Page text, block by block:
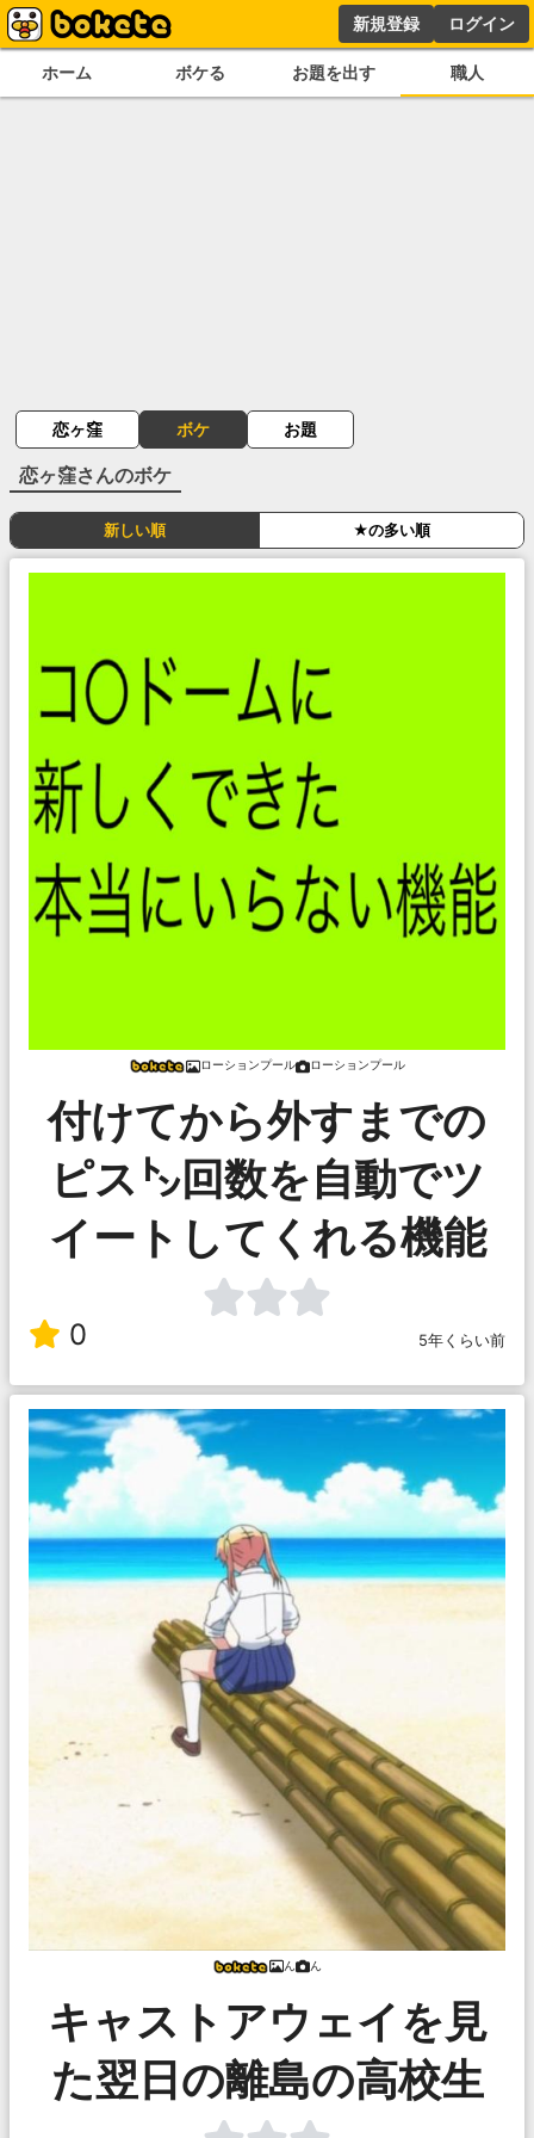
新規登録 ログイン
ホーム ボケる お題を出す 職人
恋ヶ窪 ボケ お題
恋ヶ窪さんのボケ
新しい順 ★の多い順
ローションプール ローションプール
付けてから外すまでの
ピス㌧回数を自動でツ
イートしてくれる機能
0 5年くらい前
ん ん
キャストアウェイを見
た翌日の離島の高校生